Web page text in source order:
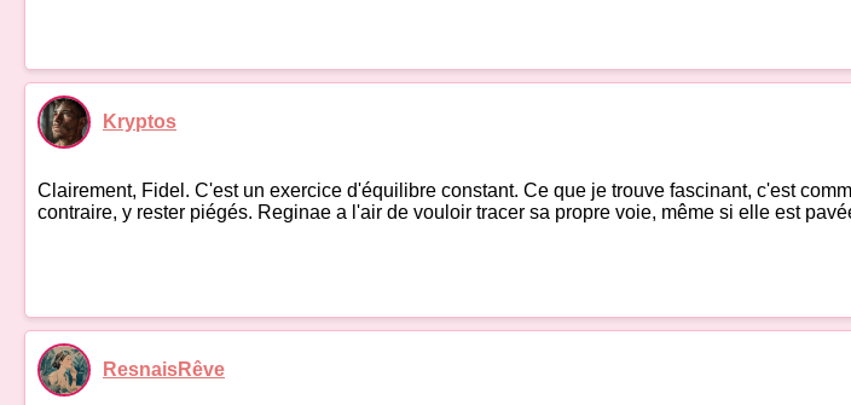
Kryptos
Clairement, Fidel. C'est un exercice d'équilibre constant. Ce que je trouve fascinant, c'est
contraire, y rester piégés. Reginae a l'air de vouloir tracer sa propre voie, même si elle est
ResnaisRêve